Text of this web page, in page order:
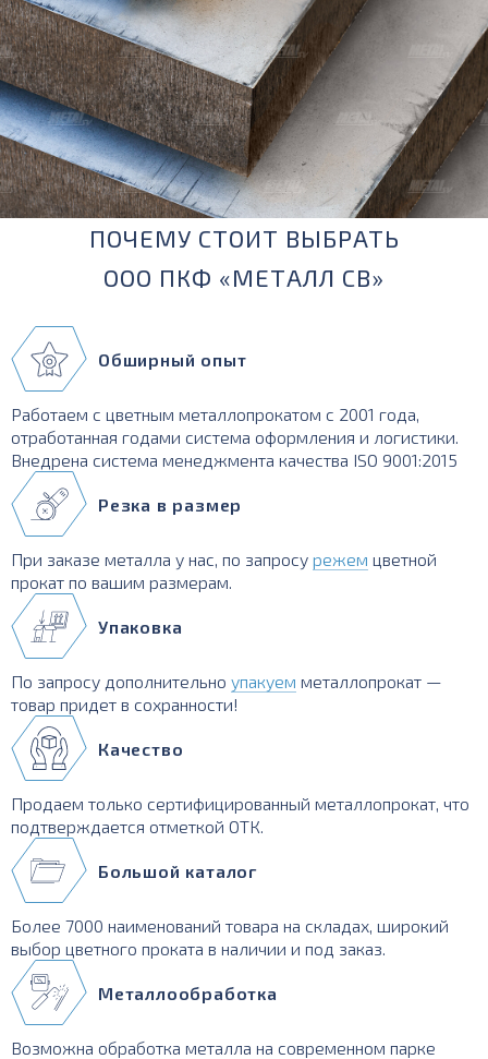
ПОЧЕМУ СТОИТ ВЫБРАТЬ
ООО ПКФ «МЕТАЛЛ СВ»
Обширный опыт
Работаем с цветным металлопрокатом с 2001 года,
отработанная годами система оформления и логистики.
Внедрена система менеджмента качества ISO 9001:2015
Резка в размер
При заказе металла у нас, по запросу режем цветной
прокат по вашим размерам.
Упаковка
По запросу дополнительно упакуем металлопрокат —
товар придет в сохранности!
Качество
Продаем только сертифицированный металлопрокат, что
подтверждается отметкой ОТК.
Большой каталог
Более 7000 наименований товара на складах, широкий
выбор цветного проката в наличии и под заказ.
Металлообработка
Возможна обработка металла на современном парке